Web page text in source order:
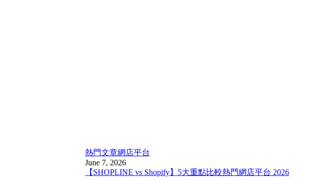
熱門文章網店平台
June 7, 2026
【SHOPLINE vs Shopify】5大重點比較熱門網店平台 2026